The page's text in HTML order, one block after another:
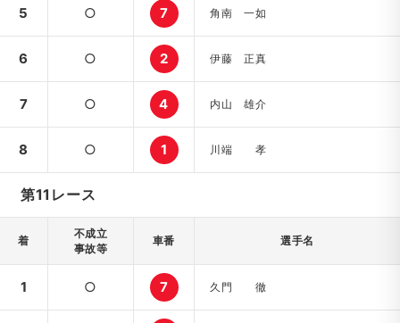
5 ○ 7 角南 一如
6 ○ 2 伊藤 正真
7 ○ 4 内山 雄介
8 ○ 1 川端 孝
第11レース
着
不成立
事故等
車番 選手名
1 ○ 7 久門 徹